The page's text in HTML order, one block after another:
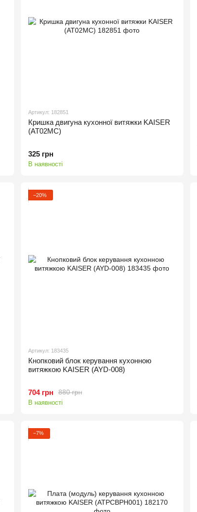
Артикул: 182851
Кришка двигуна кухонної витяжки KAISER
(AT02MC)
325 грн
В наявності
−20%
Артикул: 183435
Кнопковий блок керування кухонною
витяжкою KAISER (AYD-008)
880 грн
704 грн
В наявності
−7%